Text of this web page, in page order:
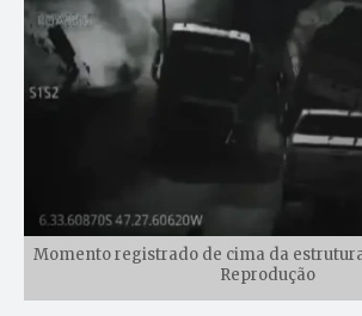
Momento registrado de cima da
Reprodução